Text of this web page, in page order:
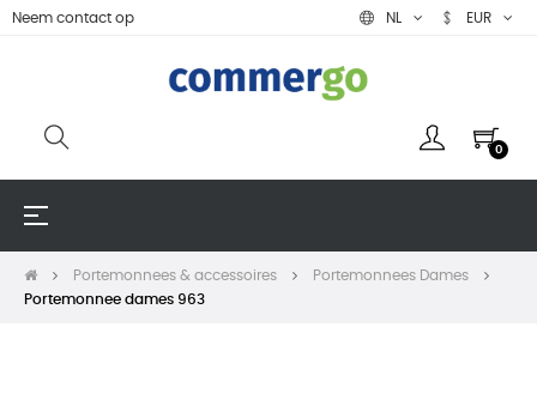
Neem contact op NL EUR
0
Toggle
☰
Portemonnees & accessoires
Portemonnees Dames
Portemonnee dames 963